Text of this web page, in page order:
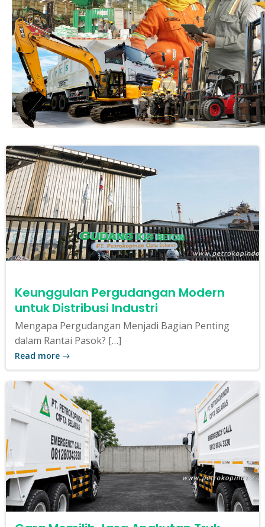
Keunggulan Pergudangan Modern
untuk Distribusi Industri
Mengapa Pergudangan Menjadi Bagian Penting
dalam Rantai Pasok? […]
Read more